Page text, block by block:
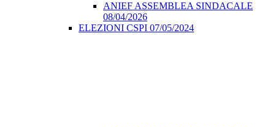
ANIEF ASSEMBLEA SINDACALE
08/04/2026
ELEZIONI CSPI 07/05/2024